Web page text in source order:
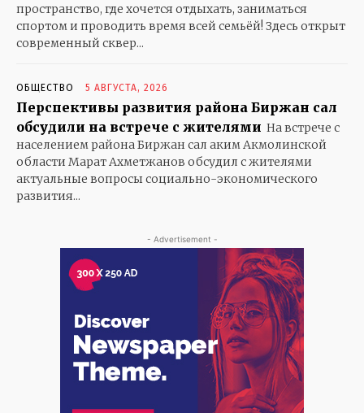
KAZ
ПРАВИЛЬНЫЕ НОВОСТИ
ПОЛИТИКА
ЭКОНОМИКА
СПОРТ
ЗДОРОВЬЕ
пространство, где хочется отдыхать, заниматься
спортом и проводить время всей семьёй! Здесь открыт
современный сквер...
ОБЩЕСТВО 5 АВГУСТА, 2026
Перспективы развития района Биржан сал
обсудили на встрече с жителями На встрече с
населением района Биржан сал аким Акмолинской
области Марат Ахметжанов обсудил с жителями
актуальные вопросы социально-экономического
развития...
- Advertisement -